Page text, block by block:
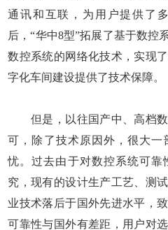
通讯和互联，为用户提供了
后，“华中8型”拓展了基于数控
数控系统的网络化技术，实现
字化车间建设提供了技术保障。
但是，以往国产中、高档数
可，除了技术原因外，很大一
忧。过去由于对数控系统可
究，现有的设计生产工艺、测
业技术落后于国外先进水平，
可靠性与国外有差距，用户对